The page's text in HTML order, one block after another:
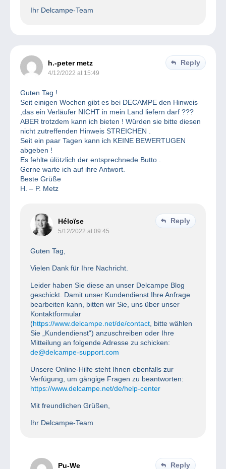
Ihr Delcampe-Team
h.-peter metz
4/12/2022 at 15:49
Reply
Guten Tag !
Seit einigen Wochen gibt es bei DECAMPE den Hinweis
,das ein Verläufer NICHT in mein Land liefern darf ???
ABER trotzdem kann ich bieten ! Würden sie bitte diesen
nicht zutreffenden Hinweis STREICHEN .
Seit ein paar Tagen kann ich KEINE BEWERTUGEN
abgeben !
Es fehlte ülötzlich der entsprechnede Butto .
Gerne warte ich auf ihre Antwort.
Beste Grüße
H. – P. Metz
Héloïse
5/12/2022 at 09:45
Reply
Guten Tag,
Vielen Dank für Ihre Nachricht.
Leider haben Sie diese an unser Delcampe Blog
geschickt. Damit unser Kundendienst Ihre Anfrage
bearbeiten kann, bitten wir Sie, uns über unser
Kontaktformular
(https://www.delcampe.net/de/contact , bitte wählen
Sie „Kundendienst“) anzuschreiben oder Ihre
Mitteilung an folgende Adresse zu schicken:
de@delcampe-support.com
Unsere Online-Hilfe steht Ihnen ebenfalls zur
Verfügung, um gängige Fragen zu beantworten:
https://www.delcampe.net/de/help-center
Mit freundlichen Grüßen,
Ihr Delcampe-Team
Pu-We Reply